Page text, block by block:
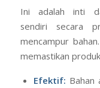
Ini adalah inti
sendiri secara
mencampur
memastikan
Efektif: Bahan